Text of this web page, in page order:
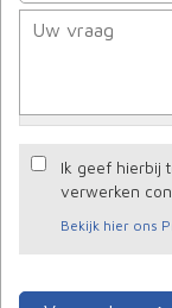
Ik geef hierbij
verwerken
Bekijk hier ons